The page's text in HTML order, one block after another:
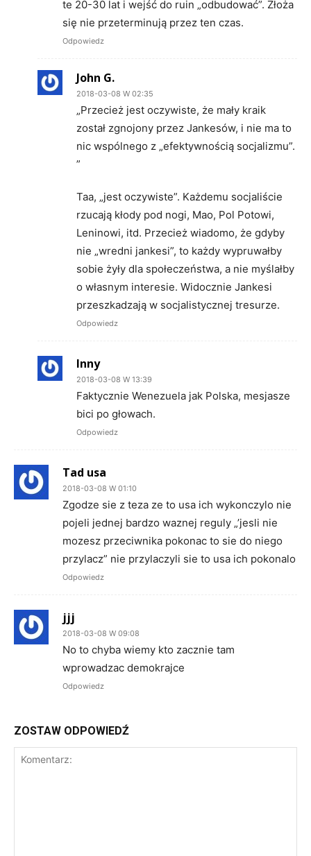
te 20-30 lat i wejść do ruin „odbudować”. Złoża
się nie przeterminują przez ten czas.
Odpowiedz
John G.
2018-03-08 W 02:35
„Przecież jest oczywiste, że mały kraik
został zgnojony przez Jankesów, i nie ma to
nic wspólnego z „efektywnością socjalizmu”.
”
Taa, „jest oczywiste”. Każdemu socjaliście
rzucają kłody pod nogi, Mao, Pol Potowi,
Leninowi, itd. Przecież wiadomo, że gdyby
nie „wredni jankesi”, to każdy wypruwałby
sobie żyły dla społeczeństwa, a nie myślałby
o własnym interesie. Widocznie Jankesi
przeszkadzają w socjalistycznej tresurze.
Odpowiedz
Inny
2018-03-08 W 13:39
Faktycznie Wenezuela jak Polska, mesjasze
bici po głowach.
Odpowiedz
Tad usa
2018-03-08 W 01:10
Zgodze sie z teza ze to usa ich wykonczylo nie
pojeli jednej bardzo waznej reguly „’jesli nie
mozesz przeciwnika pokonac to sie do niego
przylacz” nie przylaczyli sie to usa ich pokonalo
Odpowiedz
jjj
2018-03-08 W 09:08
No to chyba wiemy kto zacznie tam
wprowadzac demokrajce
Odpowiedz
ZOSTAW ODPOWIEDŹ